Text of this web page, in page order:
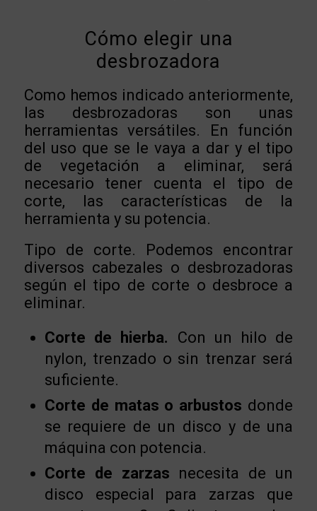
Cómo elegir una
desbrozadora
Como hemos indicado anteriormente,
las desbrozadoras son unas
herramientas versátiles. En función
del uso que se le vaya a dar y el tipo
de vegetación a eliminar, será
necesario tener cuenta el tipo de
corte, las características de la
herramienta y su potencia.
Tipo de corte. Podemos encontrar
diversos cabezales o desbrozadoras
según el tipo de corte o desbroce a
eliminar.
Corte de hierba. Con un hilo de
nylon, trenzado o sin trenzar será
suficiente.
Corte de matas o arbustos donde
se requiere de un disco y de una
máquina con potencia.
Corte de zarzas necesita de un
disco especial para zarzas que